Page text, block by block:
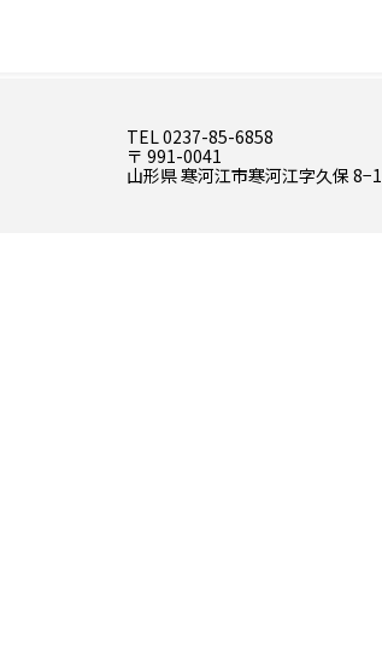
TEL 0237-85-6858
〒 991-0041
山形県 寒河江市寒河江字久保 8−1